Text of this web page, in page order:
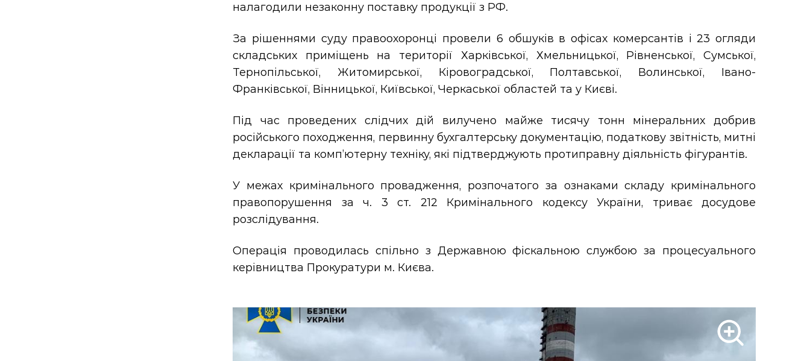
налагодили незаконну поставку продукції з РФ.
За рішеннями суду правоохоронці провели 6 обшуків в офісах комерсантів і 23 огляди
складських приміщень на території Харківської, Хмельницької, Рівненської, Сумської,
Тернопільської, Житомирської, Кіровоградської, Полтавської, Волинської, Івано-
Франківської, Вінницької, Київської, Черкаської областей та у Києві.
Під час проведених слідчих дій вилучено майже тисячу тонн мінеральних добрив
російського походження, первинну бухгалтерську документацію, податкову звітність, митні
декларації та комп’ютерну техніку, які підтверджують протиправну діяльність фігурантів.
У межах кримінального провадження, розпочатого за ознаками складу кримінального
правопорушення за ч. 3 ст. 212 Кримінального кодексу України, триває досудове
розслідування.
Операція проводилась спільно з Державною фіскальною службою за процесуального
керівництва Прокуратури м. Києва.